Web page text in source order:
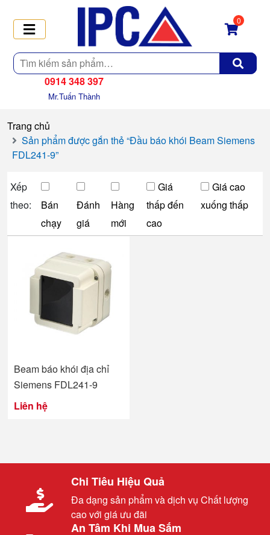
Tìm
kiếm
0
0914 348 397
Mr.Tuấn Thành
Trang chủ
Sản phẩm được gắn thẻ “Đầu báo khói Beam Siemens
FDL241-9”
Xếp
theo:
Bán
chạy
Đánh
giá
Hàng
mới
Giá
thấp đến
cao
Giá cao
xuống thấp
Beam báo khói địa chỉ
Siemens FDL241-9
Liên hệ
Chi Tiêu Hiệu Quả
Đa dạng sản phẩm và dịch vụ Chất lượng
cao với giá ưu đãi
An Tâm Khi Mua Sắm